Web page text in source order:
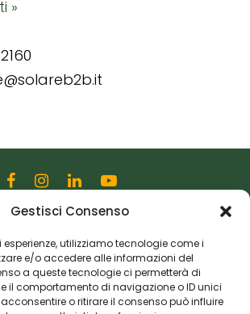
Gestisci Consenso
esperienze, utilizziamo tecnologie come i
e/o accedere alle informazioni del
a queste tecnologie ci permetterà di
il comportamento di navigazione o ID unici
o ritirare il consenso può influire
»
28